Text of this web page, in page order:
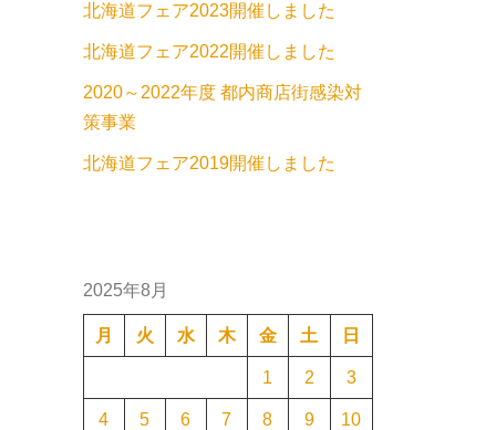
北海道フェア2023開催しました
北海道フェア2022開催しました
2020～2022年度 都内商店街感染対
策事業
北海道フェア2019開催しました
2025年8月
月 火 水 木 金 土 日
1 2 3
4 5 6 7 8 9 10